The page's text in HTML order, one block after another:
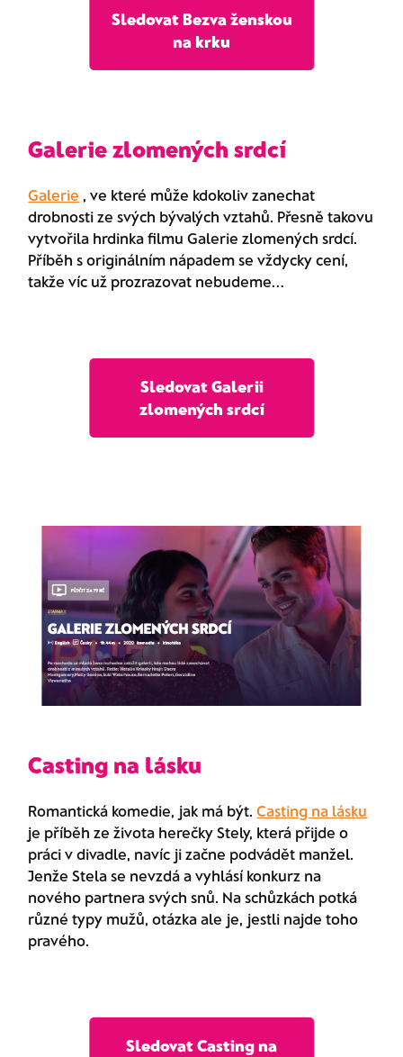
Sledovat Bezva ženskou
na krku
Galerie zlomených srdcí
Galerie , ve které může kdokoliv zanechat
drobnosti ze svých bývalých vztahů. Přesně takovu
vytvořila hrdinka filmu Galerie zlomených srdcí.
Příběh s originálním nápadem se vždycky cení,
takže víc už prozrazovat nebudeme…
Sledovat Galerii
zlomených srdcí
Casting na lásku
Romantická komedie, jak má být.Casting na lásku
je příběh ze života herečky Stely, která přijde o
práci v divadle, navíc ji začne podvádět manžel.
Jenže Stela se nevzdá a vyhlásí konkurz na
nového partnera svých snů. Na schůzkách potká
různé typy mužů, otázka ale je, jestli najde toho
pravého.
Sledovat Casting na